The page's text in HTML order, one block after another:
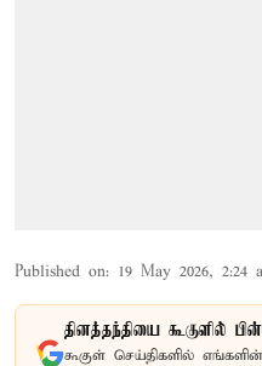
Published on: 19 May 2026, 2:24
தினத்தந்தியை கூகுளில்
கூகுள் செய்திகளில்